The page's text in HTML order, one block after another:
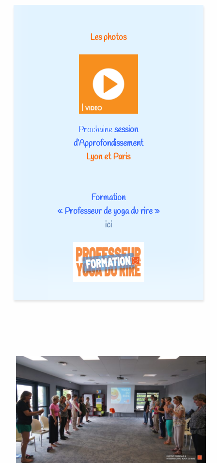
Les photos
Prochainesession
d’Approfondissement
Lyon etParis
Formation
« Professeur de yoga du rire »
ici